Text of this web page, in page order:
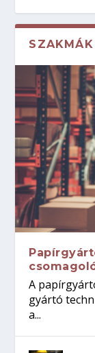
SZAKMÁK
A
gyártó
a...